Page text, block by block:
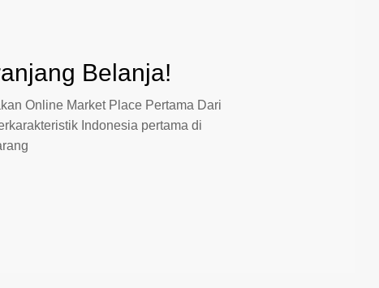
Belanja!
Online Market Place Pertama Dari
Indonesia pertama di